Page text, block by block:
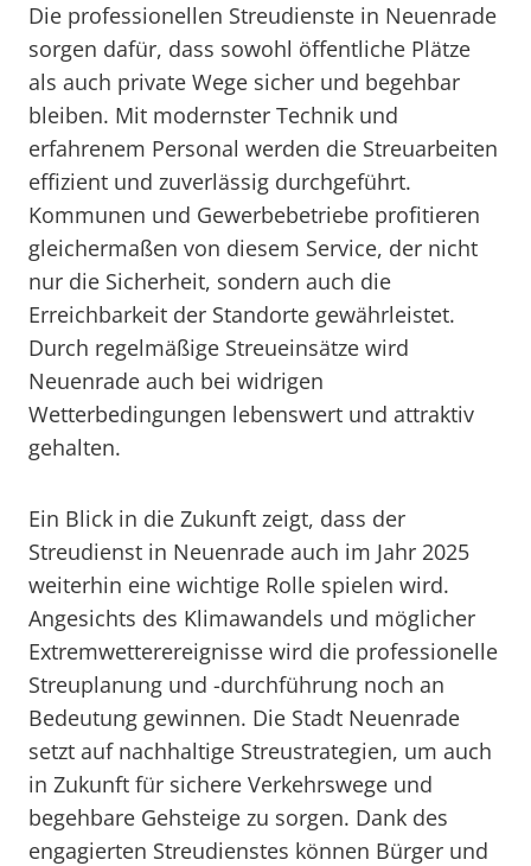
Die professionellen Streudienste in Neuenrade
sorgen dafür, dass sowohl öffentliche Plätze
als auch private Wege sicher und begehbar
bleiben. Mit modernster Technik und
erfahrenem Personal werden die Streuarbeiten
effizient und zuverlässig durchgeführt.
Kommunen und Gewerbebetriebe profitieren
gleichermaßen von diesem Service, der nicht
nur die Sicherheit, sondern auch die
Erreichbarkeit der Standorte gewährleistet.
Durch regelmäßige Streueinsätze wird
Neuenrade auch bei widrigen
Wetterbedingungen lebenswert und attraktiv
gehalten.
Ein Blick in die Zukunft zeigt, dass der
Streudienst in Neuenrade auch im Jahr 2025
weiterhin eine wichtige Rolle spielen wird.
Angesichts des Klimawandels und möglicher
Extremwetterereignisse wird die professionelle
Streuplanung und -durchführung noch an
Bedeutung gewinnen. Die Stadt Neuenrade
setzt auf nachhaltige Streustrategien, um auch
in Zukunft für sichere Verkehrswege und
begehbare Gehsteige zu sorgen. Dank des
engagierten Streudienstes können Bürger und